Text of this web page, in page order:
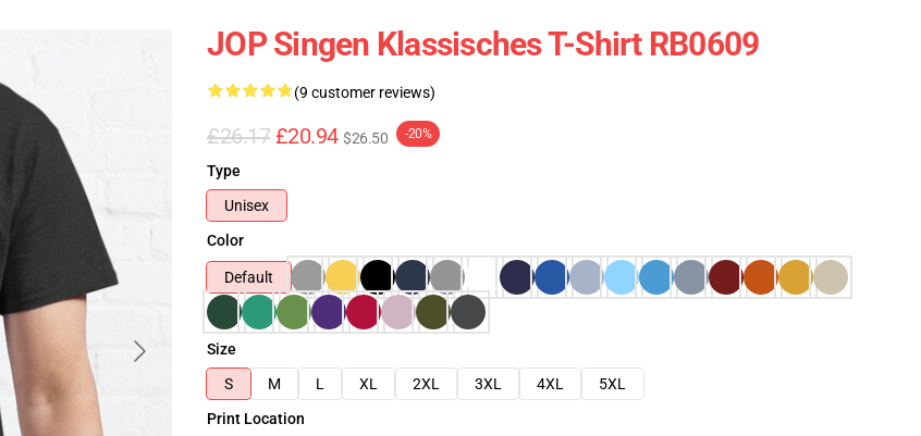
JOP Singen Klassisches T-Shirt RB0609
(9 customer reviews)
£26.17 £20.94 $26.50 -20%
Type
Unisex
Color
Default
Size
S
M L XL 2XL 3XL 4XL
5XL
Print Location